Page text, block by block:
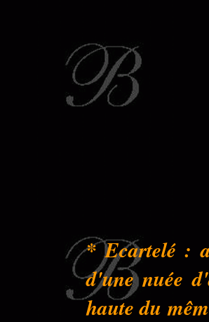
* Ecartelé :
d'une nuée
haute du